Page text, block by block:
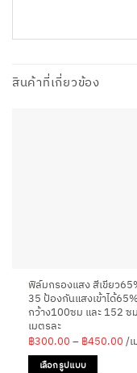
สินค้าที่เกี่ยวข้อง
ฟิล์มกรองแสง สีเขียว
35 ป้องกันแสงเข้าได้
กว้าง100ซม และ 152 ซ
เมตรละ
฿300.00–฿450.00/
เลือกรูปแบบ